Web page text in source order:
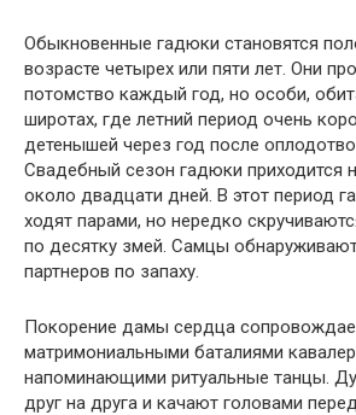
Обыкновенные гадюки становятся
возрасте четырех или пяти лет. Они
потомство каждый год, но особи,
широтах, где летний период очень
детенышей через год после
Свадебный сезон гадюки приходится
около двадцати дней. В этот период
ходят парами, но нередко
по десятку змей. Самцы
партнеров по запаху.
Покорение дамы сердца
матримониальными баталиями
напоминающими ритуальные танцы.
друг на друга и качают головами